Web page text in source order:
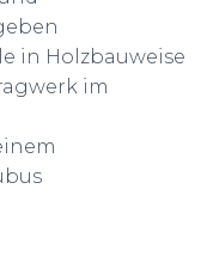
in Holzbauweise
im